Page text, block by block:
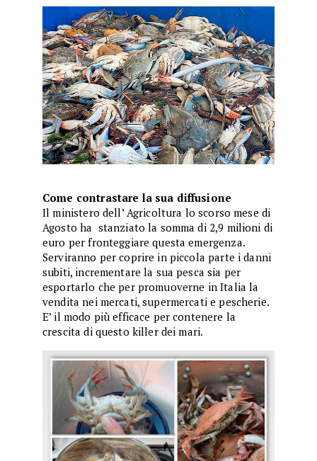
Come contrastare la sua diffusione
Il ministero dell’ Agricoltura lo scorso mese di
Agosto ha stanziato la somma di 2,9 milioni di
euro per fronteggiare questa emergenza.
Serviranno per coprire in piccola parte i danni
subiti, incrementare la sua pesca sia per
esportarlo che per promuoverne in Italia la
vendita nei mercati, supermercati e pescherie.
E’ il modo più efficace per contenere la
crescita di questo killer dei mari.